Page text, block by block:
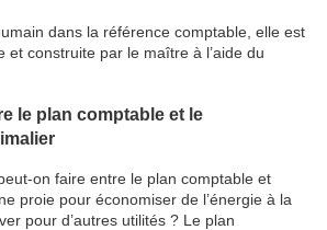
dans la référence comptable, elle est
et construite par le maître à l’aide du
le plan comptable et le
on faire entre le plan comptable et
proie pour économiser de l’énergie à la
pour d’autres utilités ? Le plan